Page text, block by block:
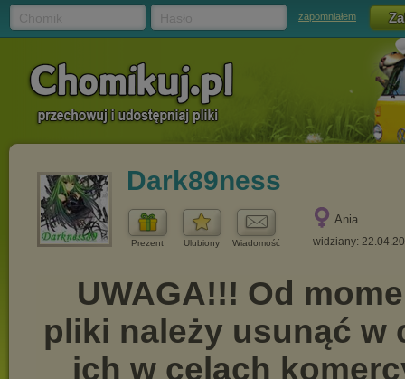
zapomniałem
Dark89ness
Prezent Ulubiony Wiadomość
Ania
widziany: